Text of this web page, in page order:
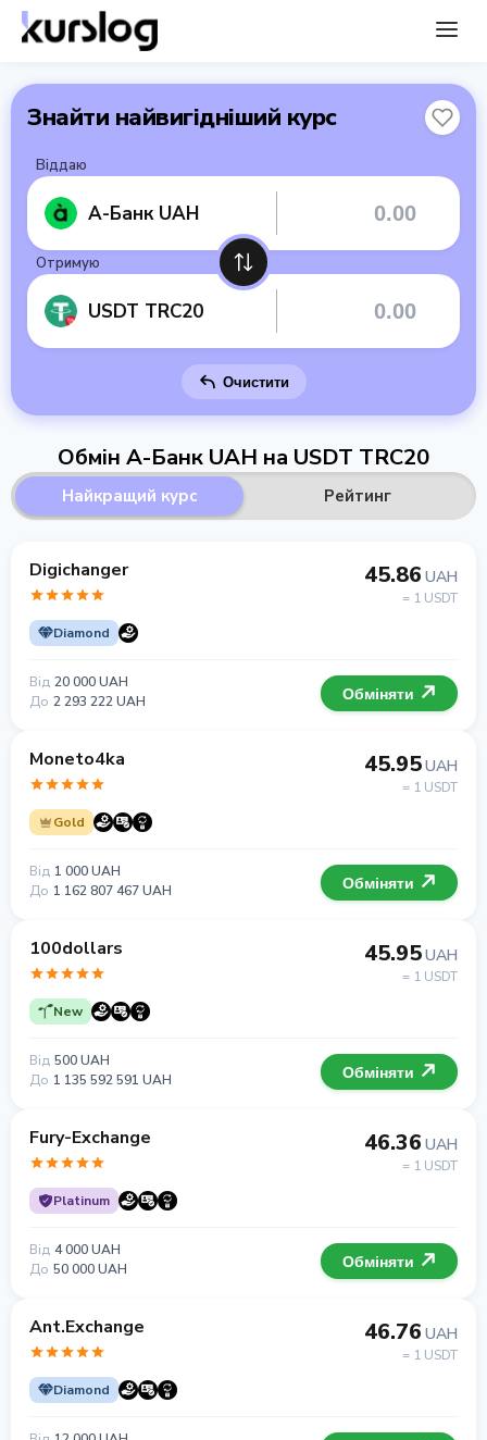
Знайти найвигідніший курс
Віддаю
А-Банк UAH
Отримую
USDT TRC20
Очистити
Обмін А-Банк UAH на USDT TRC20
Найкращий курс Рейтинг
Digichanger
Diamond
45.86 UAH
= 1 USDT
Від 20 000 UAH
До 2 293 222 UAH Обміняти
Moneto4ka
Gold
45.95UAH
= 1 USDT
Від 1 000 UAH
До 1 162 807 467 UAH Обміняти
100dollars
New
45.95UAH
= 1 USDT
Від 500 UAH
До 1 135 592 591 UAH Обміняти
Fury-Exchange
Platinum
46.36 UAH
= 1 USDT
Від 4 000 UAH
До 50 000 UAH Обміняти
Ant.Exchange
Diamond
46.76 UAH
= 1 USDT